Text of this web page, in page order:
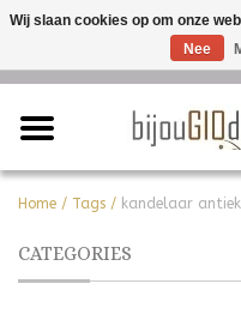
Home / Tags / kandelaar
CATEGORIES
Wij slaan cookies op om onze
Nee